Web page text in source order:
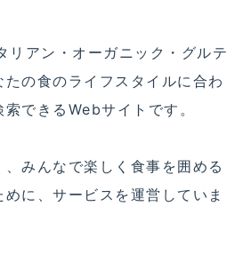
アン・オーガニック・グルテ
の食のライフスタイルに合わ
できるWebサイトです。
みんなで楽しく食事を囲める
に、サービスを運営していま